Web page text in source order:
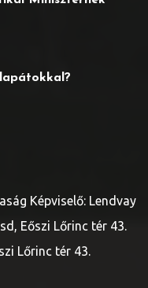
Képviselő: Lendvay
Eőszi Lőrinc tér 43.
Lőrinc tér 43.